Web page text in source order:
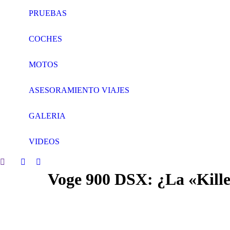
PRUEBAS
COCHES
MOTOS
ASESORAMIENTO VIAJES
GALERIA
VIDEOS
Search:
Facebook
Twitter
pageVoge 900 DSX: ¿La